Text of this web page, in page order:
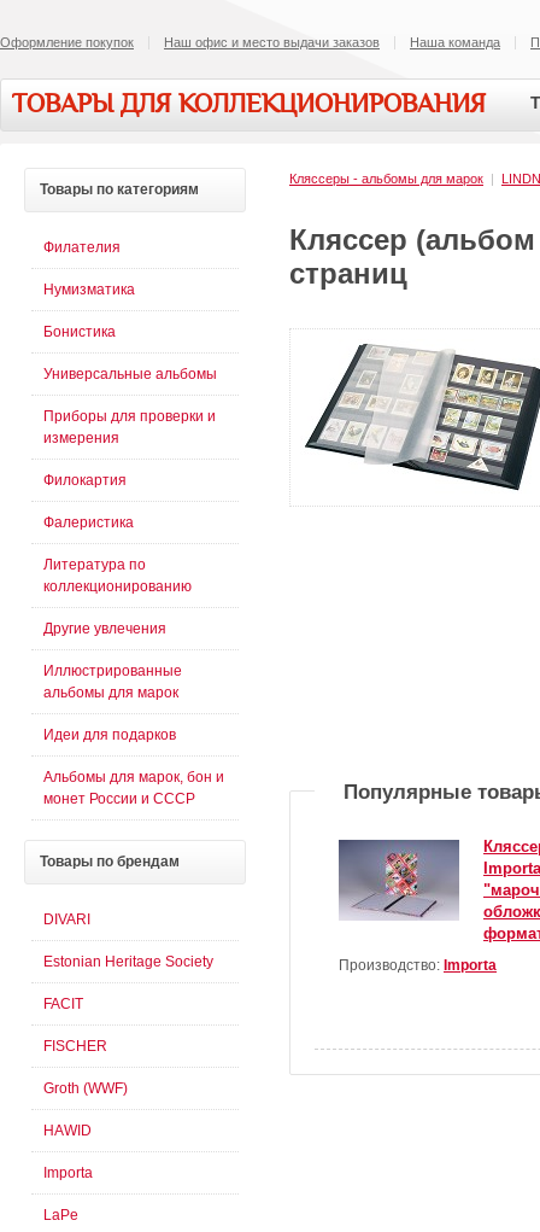
Оформление покупок Наш офис и место выдачи заказов Наша команда
ТОВАРЫ ДЛЯ КОЛЛЕКЦИОНИРОВАНИЯ
Кляссеры - альбомы для марок |
Кляссер
страниц
Популярные
Производство: Importa
Товары по категориям
Филателия
Нумизматика
Бонистика
Универсальные альбомы
Приборы для проверки и
измерения
Филокартия
Фалеристика
Литература по
коллекционированию
Другие увлечения
Иллюстрированные
альбомы для марок
Идеи для подарков
Альбомы для марок, бон и
монет России и СССР
Товары по брендам
DIVARI
Estonian Heritage Society
FACIT
FISCHER
Groth (WWF)
HAWID
Importa
LaPe